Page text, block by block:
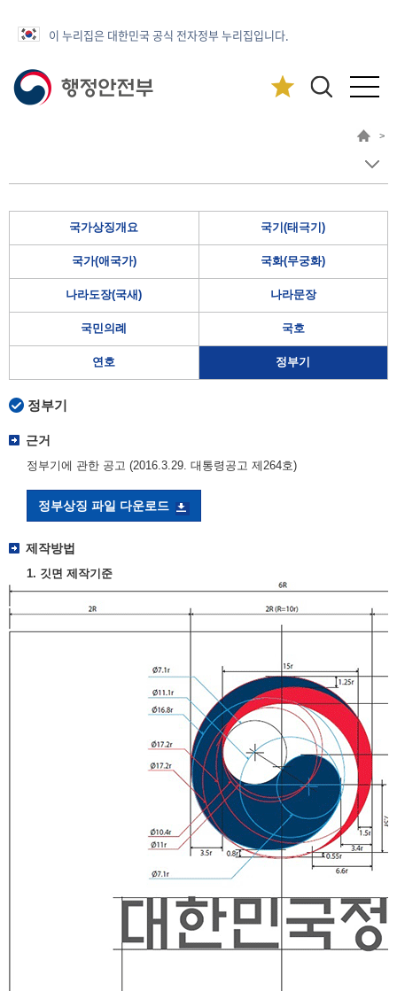
이 누리집은 대한민국 공식 전자정부 누리집입니다.
>
국가상징개요 국기(태극기)
국가(애국가) 국화(무궁화)
나라도장(국새) 나라문장
국민의례 국호
연호 정부기
정부기
근거
정부기에 관한 공고 (2016.3.29. 대통령공고 제264호)
정부상징 파일 다운로드
제작방법
1. 깃면 제작기준